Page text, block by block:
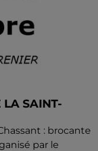
LA SAINT-
: brocante
par le